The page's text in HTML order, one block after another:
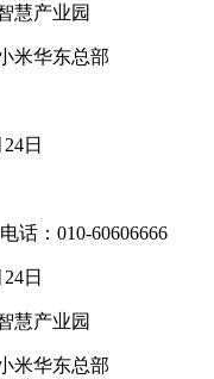
慧产业园
米华东总部
日
话：010-60606666
日
慧产业园
米华东总部